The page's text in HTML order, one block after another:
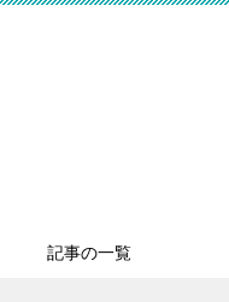
記事の一覧